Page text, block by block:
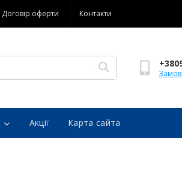
Договір оферти Контакти
Акції Карта сайта